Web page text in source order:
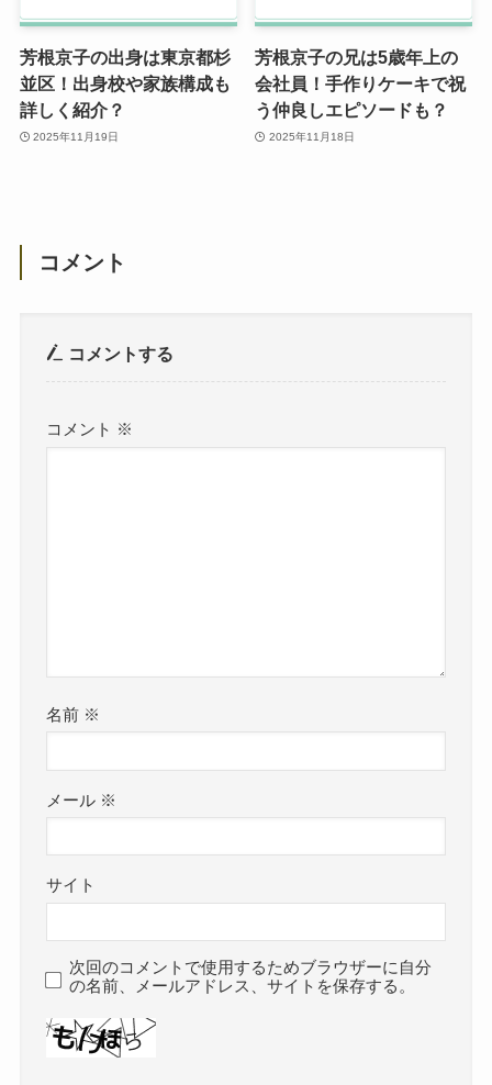
芳根京子の出身は東京都杉
並区！出身校や家族構成も
詳しく紹介？
2025年11月19日
芳根京子の兄は5歳年上の
会社員！手作りケーキで祝
う仲良しエピソードも？
2025年11月18日
コメント
コメントする
コメント ※
名前 ※
メール ※
サイト
次回のコメントで使用するためブラウザーに自分
の名前、メールアドレス、サイトを保存する。